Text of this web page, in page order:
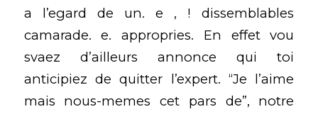
a l’egard de un. e , ! dissemblables
camarade. e. appropries. En effet vou
svaez d’ailleurs annonce qui toi
anticipiez de quitter l’expert. “Je l’aime
mais nous-memes cet pars de”, notre